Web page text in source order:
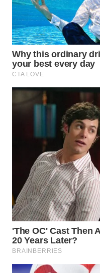
WN
PRIANGAN
TIMUR
WN
SEMARANG
WN
WN
BOROBUDUR
WN
MADURA
WN
SURABAYA
WN